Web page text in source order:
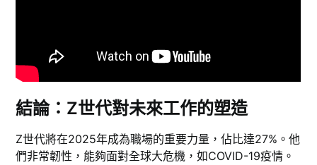
結論：Z世代對未來工作的塑造
Z世代將在2025年成為職場的重要力量，佔比達27%。他
們非常韌性，能夠面對全球大危機，如COVID-19疫情。